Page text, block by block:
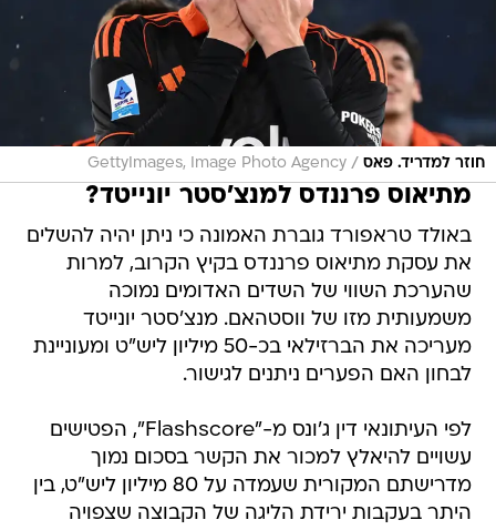
חוזר למדריד. פאס /
GettyImages, Image Photo Agency
מתיאוס פרננדס למנצ'סטר יונייטד?
באולד טראפורד גוברת האמונה כי ניתן יהיה להשלים
את עסקת מתיאוס פרננדס בקיץ הקרוב, למרות
שהערכת השווי של השדים האדומים נמוכה
משמעותית מזו של ווסטהאם. מנצ'סטר יונייטד
מעריכה את הברזילאי בכ-50 מיליון ליש"ט ומעוניינת
לבחון האם הפערים ניתנים לגישור.
לפי העיתונאי דין ג'ונס מ-"Flashscore", הפטישים
עשויים להיאלץ למכור את הקשר בסכום נמוך
מדרישתם המקורית שעמדה על 80 מיליון ליש"ט, בין
היתר בעקבות ירידת הליגה של הקבוצה שצפויה